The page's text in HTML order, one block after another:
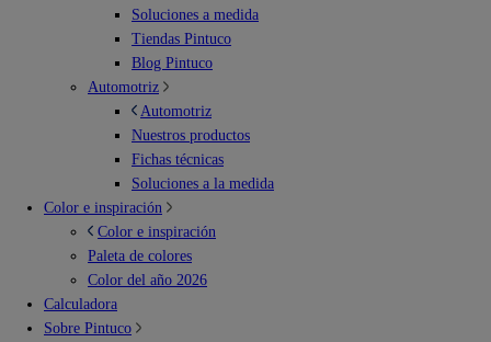
Soluciones a medida
Tiendas Pintuco
Blog Pintuco
Automotriz
Automotriz
Nuestros productos
Fichas técnicas
Soluciones a la medida
Color e inspiración
Color e inspiración
Paleta de colores
Color del año 2026
Calculadora
Sobre Pintuco